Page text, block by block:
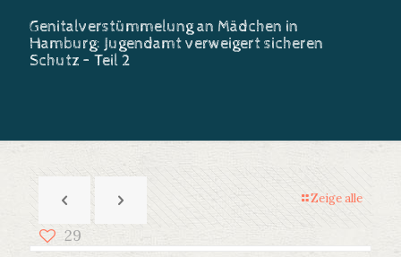
Genitalverstümmelung an Mädchen in
Hamburg: Jugendamt verweigert sicheren
Schutz – Teil 2
Zeige alle
29